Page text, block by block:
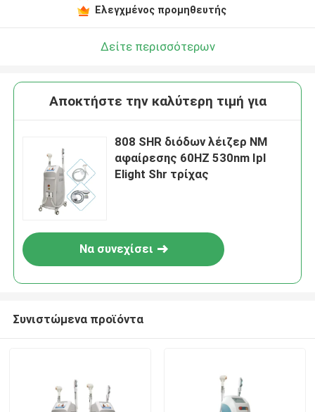
Ελεγχμένος προμηθευτής
Δείτε περισσότερων
Αποκτήστε την καλύτερη τιμή για
808 SHR διόδων λέιζερ NM
αφαίρεσης 60HZ 530nm Ipl
Elight Shr τρίχας
Να συνεχίσει
Συνιστώμενα προϊόντα